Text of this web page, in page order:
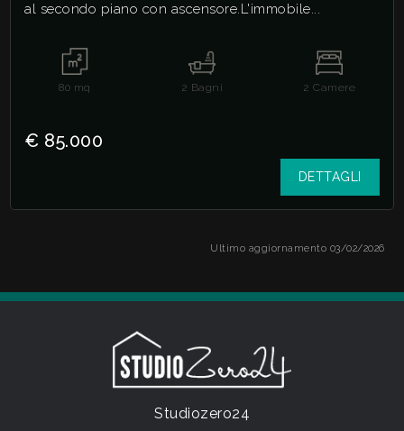
al secondo piano con ascensore.L'immobile...
80 mq 2 Bagni 2 Camere
€ 85.000
DETTAGLI
Ultimo aggiornamento 03/02/2026
Studiozero24